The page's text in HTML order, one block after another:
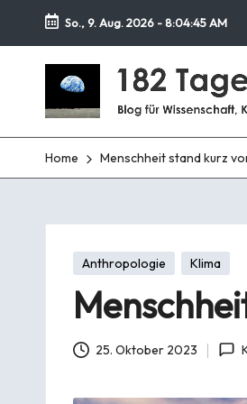
Zurück
So., 9. Aug. 2026 -8:04:46 AM
1
8
2
a
g
m
Blog
Kultur
Home Menschheit stand kurz
Posted
Anthropologie Klima
25. Oktober 2023